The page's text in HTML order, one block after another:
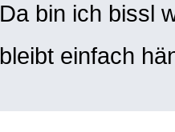
Da bin ich bissl
bleibt einfach